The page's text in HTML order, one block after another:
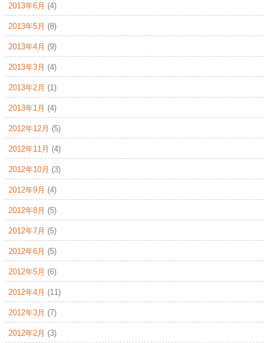
2013年6月 (4)
2013年5月 (8)
2013年4月 (9)
2013年3月 (4)
2013年2月 (1)
2013年1月 (4)
2012年12月 (5)
2012年11月 (4)
2012年10月 (3)
2012年9月 (4)
2012年8月 (5)
2012年7月 (5)
2012年6月 (5)
2012年5月 (6)
2012年4月 (11)
2012年3月 (7)
2012年2月 (3)